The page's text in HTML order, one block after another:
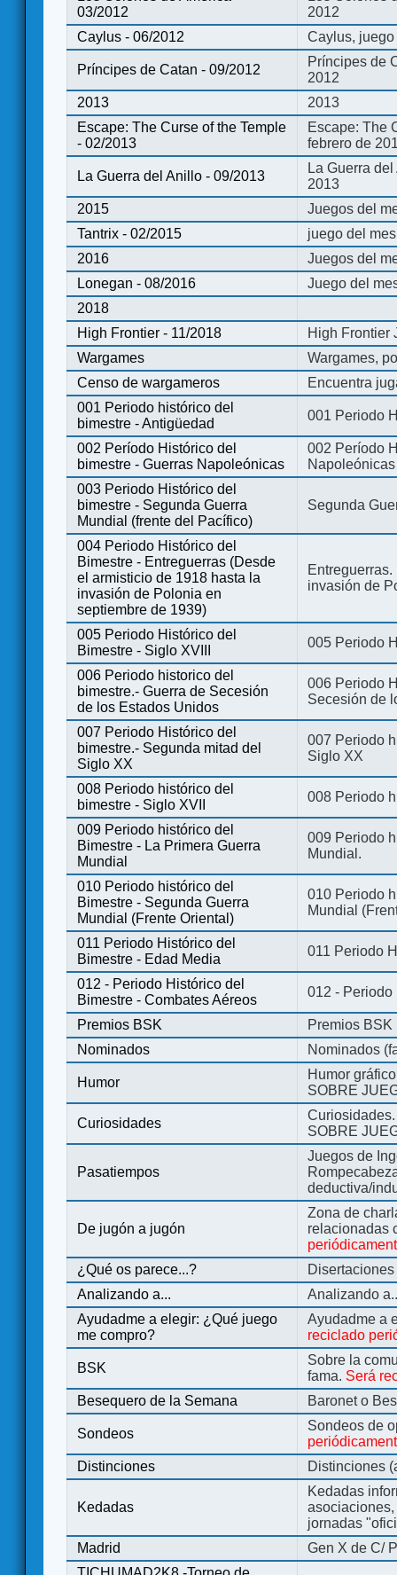
03/2012
2012
Caylus - 06/2012
Caylus,
Príncipes de Catan - 09/2012
Príncipes de
2012
2013
2013
Escape: The Curse of the Temple
- 02/2013
Escape: The
febrero de
La Guerra del Anillo - 09/2013
La Guerra
2013
2015
Juegos del
Tantrix - 02/2015
juego del
2016
Juegos del
Lonegan - 08/2016
Juego del
2018
High Frontier - 11/2018
High Frontier
Wargames
Wargames,
Censo de wargameros
Encuentra
001 Periodo histórico del
bimestre - Antigüedad
001 Periodo
002 Período Histórico del
bimestre - Guerras Napoleónicas
002 Período
Napoleónicas
003 Periodo Histórico del
bimestre - Segunda Guerra
Mundial (frente del Pacífico)
Segunda
004 Periodo Histórico del
Bimestre - Entreguerras (Desde
el armisticio de 1918 hasta la
invasión de Polonia en
septiembre de 1939)
invasión de
005 Periodo Histórico del
Bimestre - Siglo XVIII
005 Periodo
006 Periodo historico del
bimestre.- Guerra de Secesión
de los Estados Unidos
006 Periodo
Secesión de
007 Periodo Histórico del
bimestre.- Segunda mitad del
Siglo XX
007 Periodo
Siglo XX
008 Periodo histórico del
bimestre - Siglo XVII
008 Periodo
009 Periodo histórico del
Bimestre - La Primera Guerra
Mundial
009 Periodo
Mundial.
010 Periodo histórico del
Bimestre - Segunda Guerra
Mundial (Frente Oriental)
010 Periodo
Mundial
011 Periodo Histórico del
Bimestre - Edad Media
011 Periodo
012 - Periodo Histórico del
Bimestre - Combates Aéreos
012 - Periodo
Premios BSK
Premios BSK
Nominados
Nominados
Humor
Humor
SOBRE
Curiosidades
SOBRE
Pasatiempos
Juegos de
deductiva/
De jugón a jugón
Zona de
relacionadas
¿Qué os parece...?
Analizando a...
Analizando
Ayudadme a elegir: ¿Qué juego
me compro?
Ayudadme a
reciclado
BSK
Sobre la
fama. Será
Besequero de la Semana
Baronet o
Sondeos
Sondeos de
Distinciones
Distinciones
Kedadas
Kedadas
jornadas
Madrid
Gen X de C/